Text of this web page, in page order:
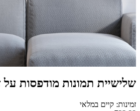
שלישיית תמונות מודפסות על
זמינות: קיים במלאי